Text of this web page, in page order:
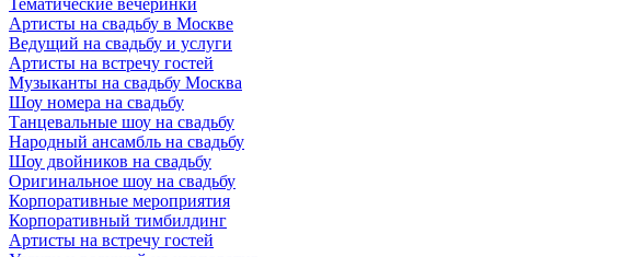
Тематические вечеринки
Артисты на свадьбу в Москве
Ведущий на свадьбу и услуги
Артисты на встречу гостей
Музыканты на свадьбу Москва
Шоу номера на свадьбу
Танцевальные шоу на свадьбу
Народный ансамбль на свадьбу
Шоу двойников на свадьбу
Оригинальное шоу на свадьбу
Корпоративные мероприятия
Корпоративный тимбилдинг
Артисты на встречу гостей